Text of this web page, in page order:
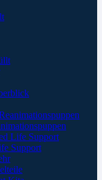
Life Support
Support